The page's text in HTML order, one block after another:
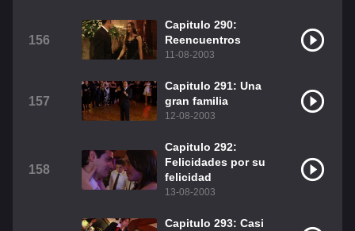
156
Capitulo 290:
Reencuentros
11-08-2003
157
Capitulo 291: Una
gran familia
12-08-2003
158
Capitulo 292:
Felicidades por su
felicidad
13-08-2003
Capitulo 293: Casi